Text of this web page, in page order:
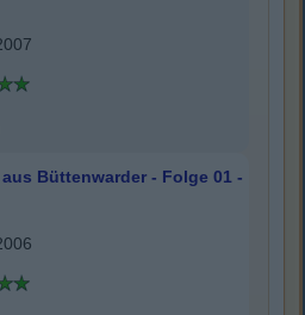
aus Büttenwarder - Folge 01 -